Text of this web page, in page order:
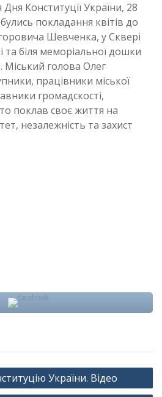
Конституції України, 28
покладання квітів до
Шевченка, у Сквері
та біля меморіальної дошки
Міський голова Олег
працівники міської
громадскості,
поклав своє життя на
незалежність та захист
України. Відео